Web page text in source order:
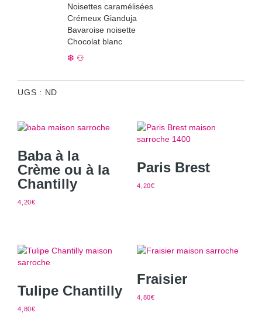
Noisettes caramélisées
Crémeux Gianduja
Bavaroise noisette
Chocolat blanc
❆ ⚇
UGS : ND
Baba à la
Crème ou à la
Chantilly
4,20€
Paris Brest
4,20€
Tulipe Chantilly
4,80€
Fraisier
4,80€